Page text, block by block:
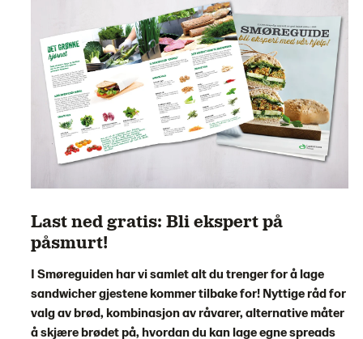
Last ned gratis: Bli ekspert på
påsmurt!
I Smøreguiden har vi samlet alt du trenger for å lage
sandwicher gjestene kommer tilbake for! Nyttige råd for
valg av brød, kombinasjon av råvarer, alternative måter
å skjære brødet på, hvordan du kan lage egne spreads